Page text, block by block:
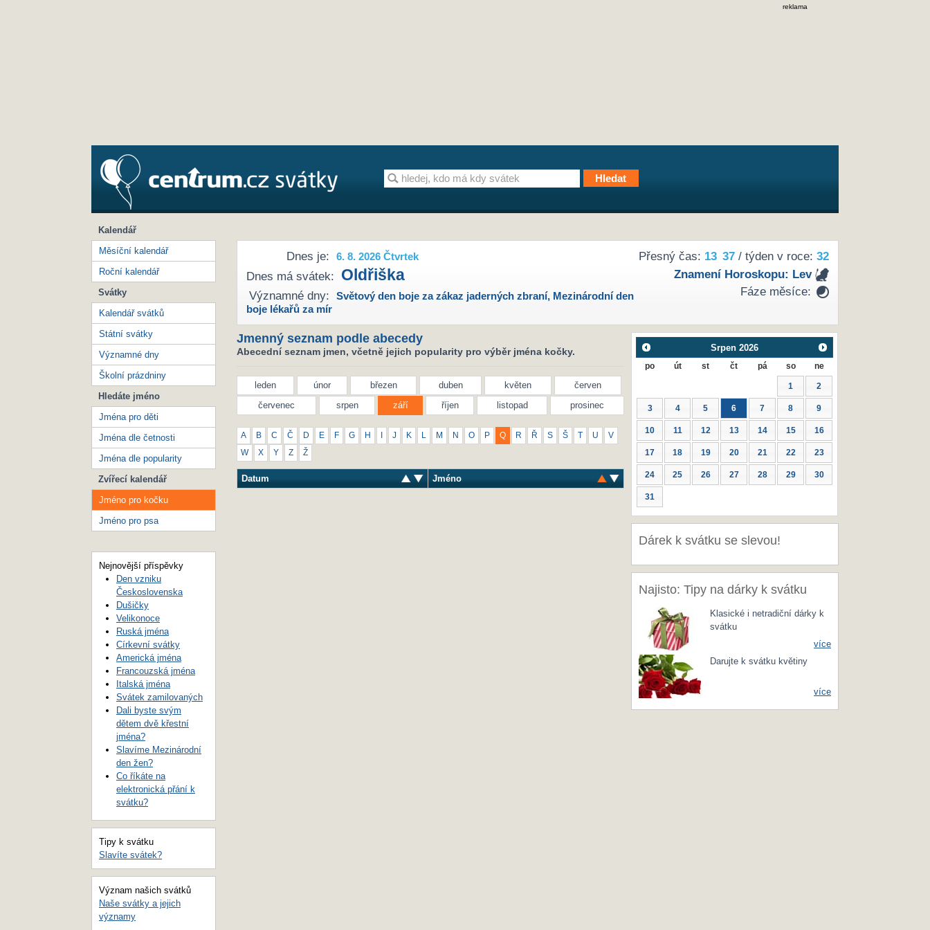
reklama
Přesný čas: 13 37/ týden v roce: 32
Znamení Horoskopu: Lev
Fáze měsíce:
Dnes je: 6. 8. 2026 Čtvrtek
Dnes má svátek: Oldřiška
Významné dny: Světový den boje za zákaz jaderných zbraní, Mezinárodní den
boje lékařů za mír
Jmenný seznam podle abecedy
Abecední seznam jmen, včetně jejich popularity pro výběr jména kočky.
leden únor březen duben květen
červen
červenec
srpen září říjen listopad prosinec
A B C Č D E F G H J K M N O P Q R Ř S Š T U V
W X Y Z Ž
Datum Jméno
Srpen 2026
po út st čt pá so ne
1 2
3 4 5 6 7 8 9
10 11 12 13 14 15 16
17 18 19 20 21 22 23
24 25 26 27 28 29 30
31
Dárek k svátku se slevou!
Najisto: Tipy na dárky k svátku
Klasické i netradiční dárky k
svátku
více
Darujte k svátku květiny
více
Kalendář
Měsíční kalendář
Roční kalendář
Svátky
Kalendář svátků
Státní svátky
Významné dny
Školní prázdniny
Hledáte jméno
Jména pro děti
Jména dle četnosti
Jména dle popularity
Zvířecí kalendář
Jméno pro kočku
Jméno pro psa
Nejnovější příspěvky
Den vzniku
Československa
Dušičky
Velikonoce
Ruská jména
Církevní svátky
Americká jména
Francouzská jména
Italská jména
Svátek zamilovaných
Dali byste svým
dětem dvě křestní
jména?
Slavíme Mezinárodní
den žen?
Co říkáte na
elektronická přání k
svátku?
Tipy k svátku
Slavíte svátek?
Význam našich svátků
Naše svátky a jejich
významy